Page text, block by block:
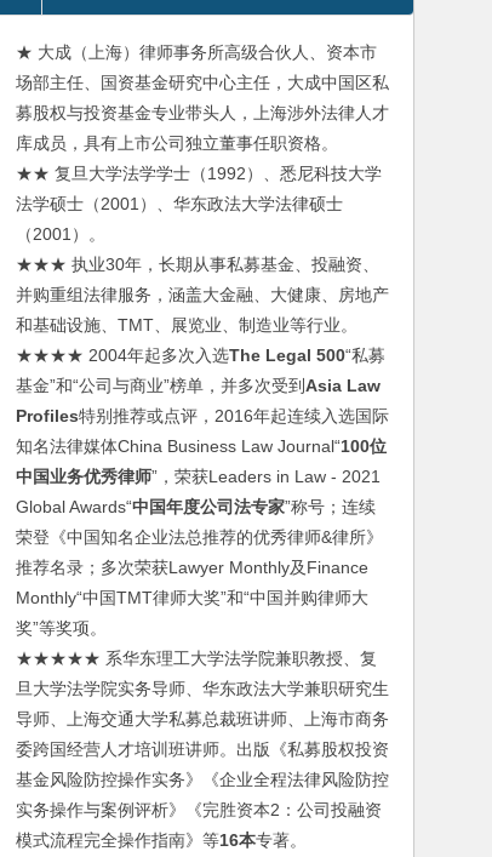
★ 大成（上海）律师事务所高级合伙人、资本市
场部主任、国资基金研究中心主任，大成中国区私
募股权与投资基金专业带头人，上海涉外法律人才
库成员，具有上市公司独立董事任职资格。
★★ 复旦大学法学学士（1992）、悉尼科技大学
法学硕士（2001）、华东政法大学法律硕士
（2001）。
★★★ 执业30年，长期从事私募基金、投融资、
并购重组法律服务，涵盖大金融、大健康、房地产
和基础设施、TMT、展览业、制造业等行业。
★★★★ 2004年起多次入选The Legal 500“私募
基金”和“公司与商业”榜单，并多次受到Asia Law
Profiles特别推荐或点评，2016年起连续入选国际
知名法律媒体China Business Law Journal“100位
中国业务优秀律师”，荣获Leaders in Law - 2021
Global Awards“中国年度公司法专家”称号；连续
荣登《中国知名企业法总推荐的优秀律师&律所》
推荐名录；多次荣获Lawyer Monthly及Finance
Monthly“中国TMT律师大奖”和“中国并购律师大
奖”等奖项。
★★★★★ 系华东理工大学法学院兼职教授、复
旦大学法学院实务导师、华东政法大学兼职研究生
导师、上海交通大学私募总裁班讲师、上海市商务
委跨国经营人才培训班讲师。出版《私募股权投资
基金风险防控操作实务》《企业全程法律风险防控
实务操作与案例评析》《完胜资本2：公司投融资
模式流程完全操作指南》等16本专著。